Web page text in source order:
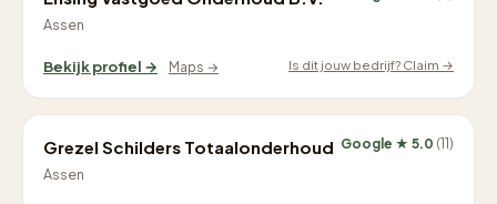
Assen
Bekijk profiel → Maps → Is dit jouw bedrijf? Claim →
Grezel Schilders Totaalonderhoud
Assen
Google ★ 5.0 (11)